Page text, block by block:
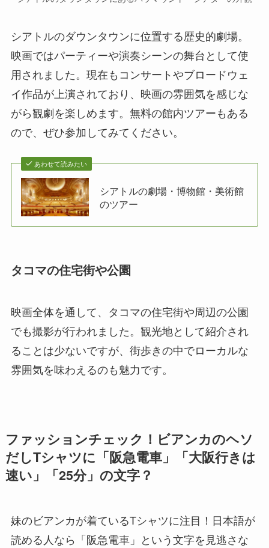
シアトルのダウンタウンに位置する歴史的劇場。
映画ではパーティーや演奏シーンの舞台として使
用されました。現在もコンサートやブロードウェ
イ作品が上演されており、映画の雰囲気を感じな
がら観劇を楽しめます。無料の館内ツアーもある
ので、ぜひ参加してみてください。
あわせて読みたい
シアトルの劇場・博物館・美術館
のツアー
タコマの住宅街や公園
映画全体を通して、タコマの住宅街や周辺の公園
でも撮影が行われました。観光地として紹介され
ることは少ないですが、街歩きの中でローカルな
雰囲気を味わえるのも魅力です。
ファッションチェック！ビアンカのヘソ
だしTシャツに「阪急電車」「大阪行きは
速い」「25分」の文字？
妹のビアンカが着ているTシャツに注目！日本語が
読める人なら「阪急電車」という文字を見逃さな